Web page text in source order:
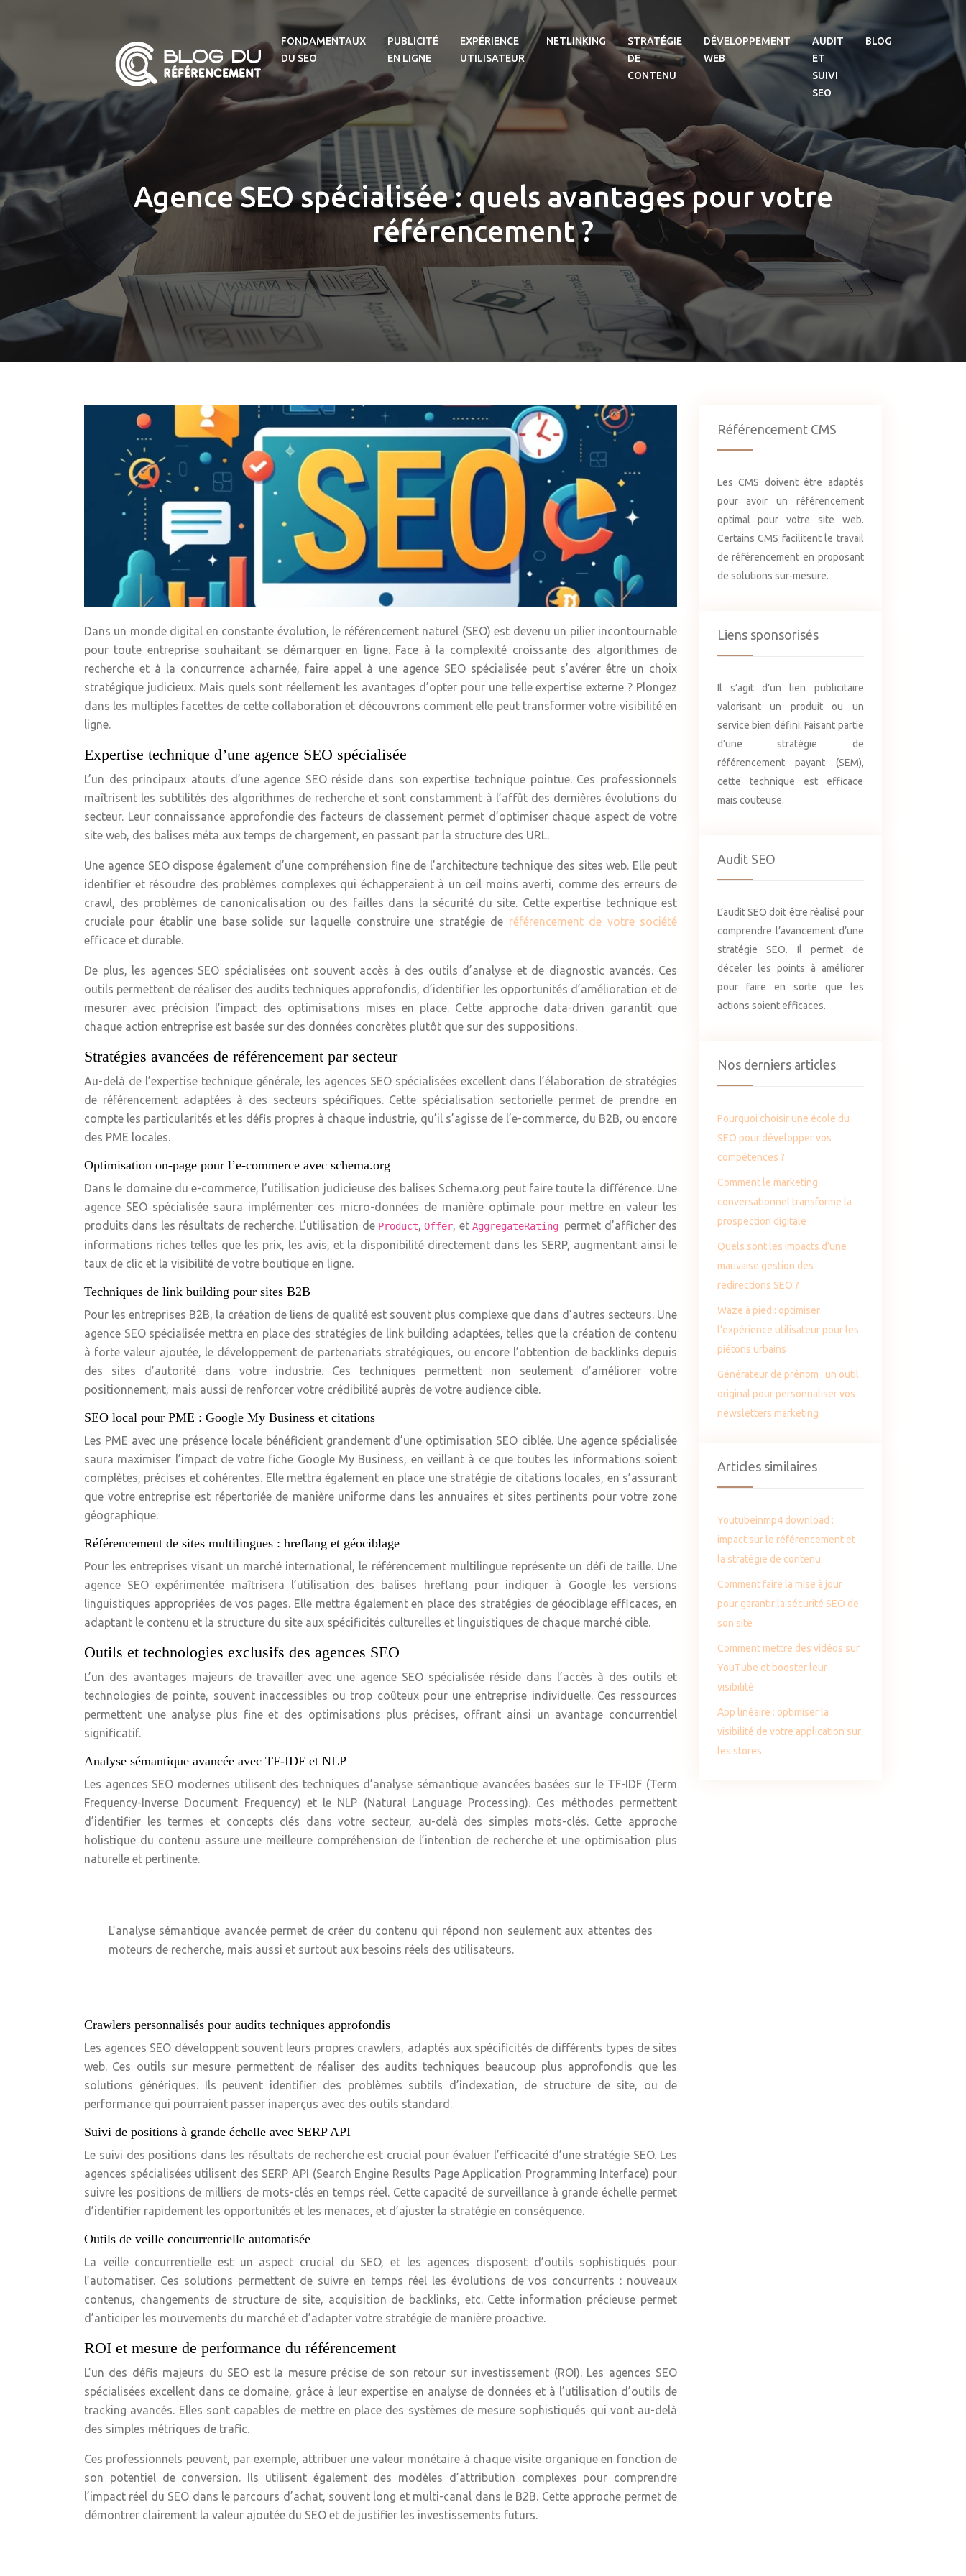
FONDAMENTAUX
DU SEO
PUBLICITÉ
EN LIGNE
EXPÉRIENCE
UTILISATEUR
NETLINKING
STRATÉGIE
DE
CONTENU
DÉVELOPPEMENT
WEB
AUDIT
ET
SUIVI
SEO
BLOG
Agence SEO spécialisée : quels avantages pour votre
référencement ?
Dans un monde digital en constante évolution, le référencement naturel (SEO) est devenu un pilier incontournable
pour toute entreprise souhaitant se démarquer en ligne. Face à la complexité croissante des algorithmes de
recherche et à la concurrence acharnée, faire appel à une agence SEO spécialisée peut s’avérer être un choix
stratégique judicieux. Mais quels sont réellement les avantages d’opter pour une telle expertise externe ? Plongez
dans les multiples facettes de cette collaboration et découvrons comment elle peut transformer votre visibilité en
ligne.
Expertise technique d’une agence SEO spécialisée
L’un des principaux atouts d’une agence SEO réside dans son expertise technique pointue. Ces professionnels
maîtrisent les subtilités des algorithmes de recherche et sont constamment à l’affût des dernières évolutions du
secteur. Leur connaissance approfondie des facteurs de classement permet d’optimiser chaque aspect de votre
site web, des balises méta aux temps de chargement, en passant par la structure des URL.
Une agence SEO dispose également d’une compréhension fine de l’architecture technique des sites web. Elle peut
identifier et résoudre des problèmes complexes qui échapperaient à un œil moins averti, comme des erreurs de
crawl, des problèmes de canonicalisation ou des failles dans la sécurité du site. Cette expertise technique est
cruciale pour établir une base solide sur laquelle construire une stratégie de référencement de votre société
efficace et durable.
De plus, les agences SEO spécialisées ont souvent accès à des outils d’analyse et de diagnostic avancés. Ces
outils permettent de réaliser des audits techniques approfondis, d’identifier les opportunités d’amélioration et de
mesurer avec précision l’impact des optimisations mises en place. Cette approche data-driven garantit que
chaque action entreprise est basée sur des données concrètes plutôt que sur des suppositions.
Stratégies avancées de référencement par secteur
Au-delà de l’expertise technique générale, les agences SEO spécialisées excellent dans l’élaboration de stratégies
de référencement adaptées à des secteurs spécifiques. Cette spécialisation sectorielle permet de prendre en
compte les particularités et les défis propres à chaque industrie, qu’il s’agisse de l’e-commerce, du B2B, ou encore
des PME locales.
Optimisation on-page pour l’e-commerce avec schema.org
Dans le domaine du e-commerce, l’utilisation judicieuse des balises Schema.org peut faire toute la différence. Une
agence SEO spécialisée saura implémenter ces micro-données de manière optimale pour mettre en valeur les
produits dans les résultats de recherche. L’utilisation de Product,Offer, et AggregateRating permet d’afficher des
informations riches telles que les prix, les avis, et la disponibilité directement dans les SERP, augmentant ainsi le
taux de clic et la visibilité de votre boutique en ligne.
Techniques de link building pour sites B2B
Pour les entreprises B2B, la création de liens de qualité est souvent plus complexe que dans d’autres secteurs. Une
agence SEO spécialisée mettra en place des stratégies de link building adaptées, telles que la création de contenu
à forte valeur ajoutée, le développement de partenariats stratégiques, ou encore l’obtention de backlinks depuis
des sites d’autorité dans votre industrie. Ces techniques permettent non seulement d’améliorer votre
positionnement, mais aussi de renforcer votre crédibilité auprès de votre audience cible.
SEO local pour PME : Google My Business et citations
Les PME avec une présence locale bénéficient grandement d’une optimisation SEO ciblée. Une agence spécialisée
saura maximiser l’impact de votre fiche Google My Business, en veillant à ce que toutes les informations soient
complètes, précises et cohérentes. Elle mettra également en place une stratégie de citations locales, en s’assurant
que votre entreprise est répertoriée de manière uniforme dans les annuaires et sites pertinents pour votre zone
géographique.
Référencement de sites multilingues : hreflang et géociblage
Pour les entreprises visant un marché international, le référencement multilingue représente un défi de taille. Une
agence SEO expérimentée maîtrisera l’utilisation des balises hreflang pour indiquer à Google les versions
linguistiques appropriées de vos pages. Elle mettra également en place des stratégies de géociblage efficaces, en
adaptant le contenu et la structure du site aux spécificités culturelles et linguistiques de chaque marché cible.
Outils et technologies exclusifs des agences SEO
L’un des avantages majeurs de travailler avec une agence SEO spécialisée réside dans l’accès à des outils et
technologies de pointe, souvent inaccessibles ou trop coûteux pour une entreprise individuelle. Ces ressources
permettent une analyse plus fine et des optimisations plus précises, offrant ainsi un avantage concurrentiel
significatif.
Analyse sémantique avancée avec TF-IDF et NLP
Les agences SEO modernes utilisent des techniques d’analyse sémantique avancées basées sur le TF-IDF (Term
Frequency-Inverse Document Frequency) et le NLP (Natural Language Processing). Ces méthodes permettent
d’identifier les termes et concepts clés dans votre secteur, au-delà des simples mots-clés. Cette approche
holistique du contenu assure une meilleure compréhension de l’intention de recherche et une optimisation plus
naturelle et pertinente.
L’analyse sémantique avancée permet de créer du contenu qui répond non seulement aux attentes des
moteurs de recherche, mais aussi et surtout aux besoins réels des utilisateurs.
Crawlers personnalisés pour audits techniques approfondis
Les agences SEO développent souvent leurs propres crawlers, adaptés aux spécificités de différents types de sites
web. Ces outils sur mesure permettent de réaliser des audits techniques beaucoup plus approfondis que les
solutions génériques. Ils peuvent identifier des problèmes subtils d’indexation, de structure de site, ou de
performance qui pourraient passer inaperçus avec des outils standard.
Suivi de positions à grande échelle avec SERP API
Le suivi des positions dans les résultats de recherche est crucial pour évaluer l’efficacité d’une stratégie SEO. Les
agences spécialisées utilisent des SERP API (Search Engine Results Page Application Programming Interface) pour
suivre les positions de milliers de mots-clés en temps réel. Cette capacité de surveillance à grande échelle permet
d’identifier rapidement les opportunités et les menaces, et d’ajuster la stratégie en conséquence.
Outils de veille concurrentielle automatisée
La veille concurrentielle est un aspect crucial du SEO, et les agences disposent d’outils sophistiqués pour
l’automatiser. Ces solutions permettent de suivre en temps réel les évolutions de vos concurrents : nouveaux
contenus, changements de structure de site, acquisition de backlinks, etc. Cette information précieuse permet
d’anticiper les mouvements du marché et d’adapter votre stratégie de manière proactive.
ROI et mesure de performance du référencement
L’un des défis majeurs du SEO est la mesure précise de son retour sur investissement (ROI). Les agences SEO
spécialisées excellent dans ce domaine, grâce à leur expertise en analyse de données et à l’utilisation d’outils de
tracking avancés. Elles sont capables de mettre en place des systèmes de mesure sophistiqués qui vont au-delà
des simples métriques de trafic.
Ces professionnels peuvent, par exemple, attribuer une valeur monétaire à chaque visite organique en fonction de
son potentiel de conversion. Ils utilisent également des modèles d’attribution complexes pour comprendre
l’impact réel du SEO dans le parcours d’achat, souvent long et multi-canal dans le B2B. Cette approche permet de
démontrer clairement la valeur ajoutée du SEO et de justifier les investissements futurs.
Référencement CMS
Les CMS doivent être adaptés
pour avoir un référencement
optimal pour votre site web.
Certains CMS facilitent le travail
de référencement en proposant
de solutions sur-mesure.
Liens sponsorisés
Il s’agit d’un lien publicitaire
valorisant un produit ou un
service bien défini. Faisant partie
d’une stratégie de
référencement payant (SEM),
cette technique est efficace
mais couteuse.
Audit SEO
L’audit SEO doit être réalisé pour
comprendre l’avancement d’une
stratégie SEO. Il permet de
déceler les points à améliorer
pour faire en sorte que les
actions soient efficaces.
Nos derniers articles
Pourquoi choisir une école du
SEO pour développer vos
compétences ?
Comment le marketing
conversationnel transforme la
prospection digitale
Quels sont les impacts d’une
mauvaise gestion des
redirections SEO ?
Waze à pied : optimiser
l’expérience utilisateur pour les
piétons urbains
Générateur de prénom : un outil
original pour personnaliser vos
newsletters marketing
Articles similaires
Youtubeinmp4 download :
impact sur le référencement et
la stratégie de contenu
Comment faire la mise à jour
pour garantir la sécurité SEO de
son site
Comment mettre des vidéos sur
YouTube et booster leur
visibilité
App linéaire : optimiser la
visibilité de votre application sur
les stores